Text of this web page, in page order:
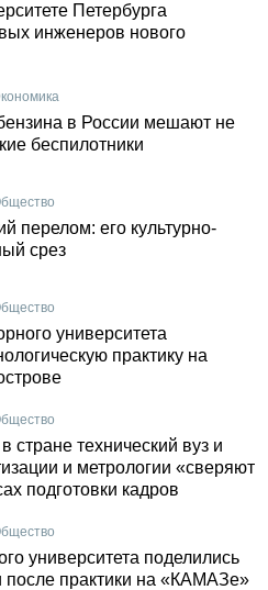
Петербурга
инженеров нового
в России мешают не
беспилотники
перелом: его культурно-
срез
университета
практику на
стране технический вуз и
и метрологии «сверяют
подготовки кадров
университета поделились
после практики на «КАМАЗе»